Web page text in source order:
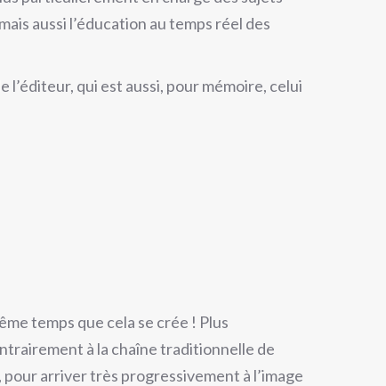
aussi l’éducation au temps réel des
qui est aussi, pour mémoire, celui
temps que cela se crée ! Plus
à la chaîne traditionnelle de
arriver très progressivement à l’image